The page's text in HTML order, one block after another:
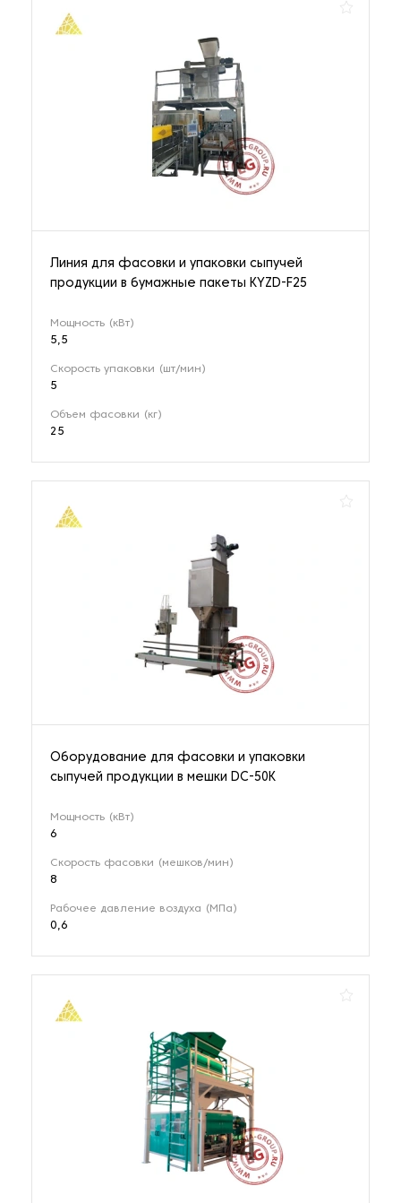
Линия для фасовки и упаковки сыпучей
продукции в бумажные пакеты KYZD-F25
Мощность (кВт)
5,5
Скорость упаковки (шт/мин)
5
Объем фасовки (кг)
25
Оборудование для фасовки и упаковки
сыпучей продукции в мешки DC-50K
Мощность (кВт)
6
Скорость фасовки (мешков/мин)
8
Рабочее давление воздуха (МПа)
0,6